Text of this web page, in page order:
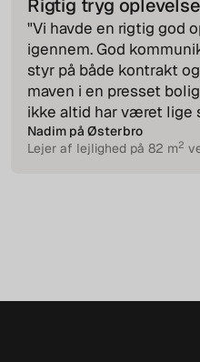
Rigtig tryg oplevelse
"Vi havde en rigtig god
igennem. God
styr på både kontrakt
maven i en presset
ikke altid har været lige
Nadim på Østerbro
Lejer af lejlighed på 82 m2